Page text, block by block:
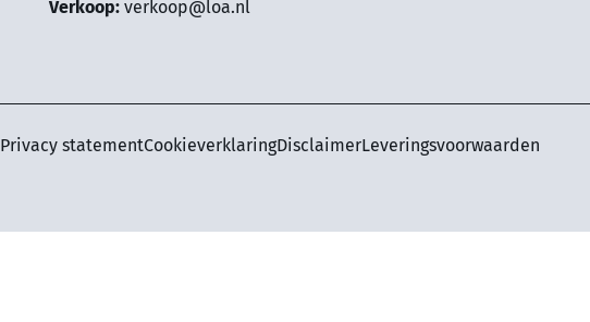
Verkoop:verkoop@loa.nl
Privacy statementCookieverklaringDisclaimerLeveringsvoorwaarden